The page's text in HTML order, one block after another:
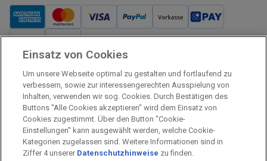
Verkauf und Versand
Kostenloser Versand:
Verkauf und Versand durch:
Verkauf Gutscheine durch:
Sicher einkaufen
Einsatz von Cookies
Um unsere Webseite optimal zu gestalten und fortlaufend zu
verbessern, sowie zur interessengerechten Ausspielung von
Inhalten, verwenden wir sog. Cookies. Durch Bestätigen des
Buttons "Alle Cookies akzeptieren" wird dem Einsatz von
Cookies zugestimmt. Über den Button "Cookie-
Einstellungen" kann ausgewählt werden, welche Cookie-
Kategorien zugelassen sind. Weitere Informationen sind in
Ziffer 4 unserer Datenschutzhinweise zu finden.